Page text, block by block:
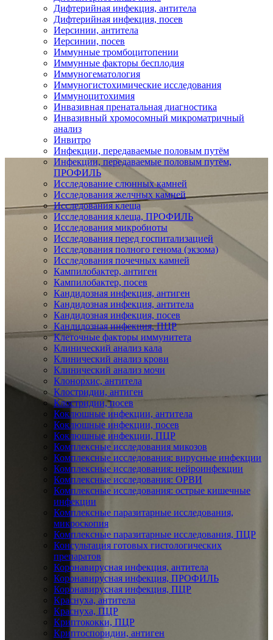
Дифтерийная инфекция, антитела
Дифтерийная инфекция, посев
Иерсинии, антитела
Иерсинии, посев
Иммунные тромбоцитопении
Иммунные факторы бесплодия
Иммуногематология
Иммуногистохимические исследования
Иммуноцитохимия
Инвазивная пренатальная диагностика
Инвазивный хромосомный микроматричный
анализ
Инвитро
Инфекции, передаваемые половым путём
Инфекции, передаваемые половым путём,
ПРОФИЛЬ
Исследование слюнных камней
Исследования желчных камней
Исследования клеща
Исследования клеща, ПРОФИЛЬ
Исследования микробиоты
Исследования перед госпитализацией
Исследования полного генома (экзома)
Исследования почечных камней
Кампилобактер, антиген
Кампилобактер, посев
Кандидозная инфекция, антиген
Кандидозная инфекция, антитела
Кандидозная инфекция, посев
Кандидозная инфекция, ПЦР
Клеточные факторы иммунитета
Клинический анализ кала
Клинический анализ крови
Клинический анализ мочи
Клонорхис, антитела
Клостридии, антиген
Клостридии, посев
Коклюшные инфекции, антитела
Коклюшные инфекции, посев
Коклюшные инфекции, ПЦР
Комплексные исследования микозов
Комплексные исследования: вирусные инфекции
Комплексные исследования: нейроинфекции
Комплексные исследования: ОРВИ
Комплексные исследования: острые кишечные
инфекции
Комплексные паразитарные исследования,
микроскопия
Комплексные паразитарные исследования, ПЦР
Консультация готовых гистологических
препаратов
Коронавирусная инфекция, антитела
Коронавирусная инфекция, ПРОФИЛЬ
Коронавирусная инфекция, ПЦР
Краснуха, антитела
Краснуха, ПЦР
Криптококки, ПЦР
Криптоспоридии, антиген